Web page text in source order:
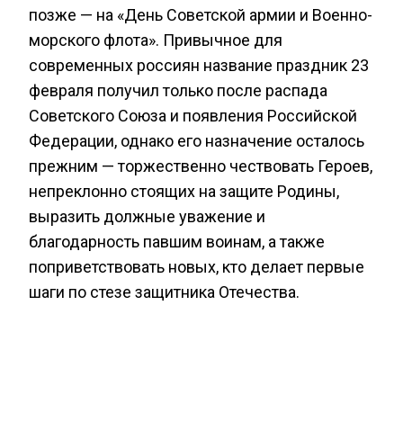
позже — на «День Советской армии и Военно-
морского флота». Привычное для
современных россиян название праздник 23
февраля получил только после распада
Советского Союза и появления Российской
Федерации, однако его назначение осталось
прежним — торжественно чествовать Героев,
непреклонно стоящих на защите Родины,
выразить должные уважение и
благодарность павшим воинам, а также
поприветствовать новых, кто делает первые
шаги по стезе защитника Отечества.